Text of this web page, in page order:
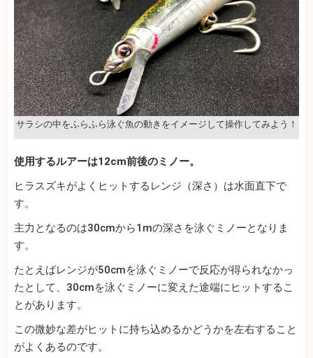
サラシの中をふらふら泳ぐ魚の動きをイメージして操作してみよう！
使用するルアーは12cm前後のミノー。
ヒラスズキがよくヒットするレンジ（深さ）は水面直下で
す。
主力となるのは30cmから1mの深さを泳ぐミノーとなりま
す。
たとえばレンジが50cmを泳ぐミノーで反応が得られなかっ
たとして、30cmを泳ぐミノーに変えた途端にヒットするこ
とがあります。
この微妙な差がヒットに持ち込めるかどうかを左右すること
がよくあるのです。